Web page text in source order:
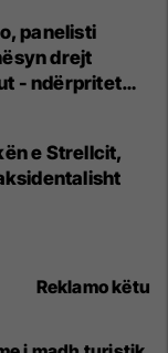
panelisti
drejt
- ndërpritet
e Strellcit,
Reklamo këtu